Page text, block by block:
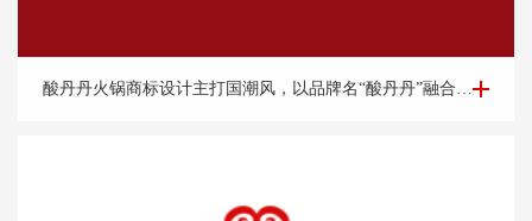
餐饮logo设计-酸丹丹火锅商标设计案例